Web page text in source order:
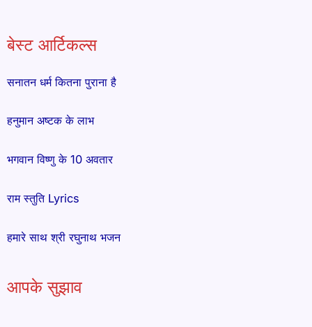
बेस्ट आर्टिकल्स
सनातन धर्म कितना पुराना है
हनुमान अष्टक के लाभ
भगवान विष्णु के 10 अवतार
राम स्तुति Lyrics
हमारे साथ श्री रघुनाथ भजन
आपके सुझाव